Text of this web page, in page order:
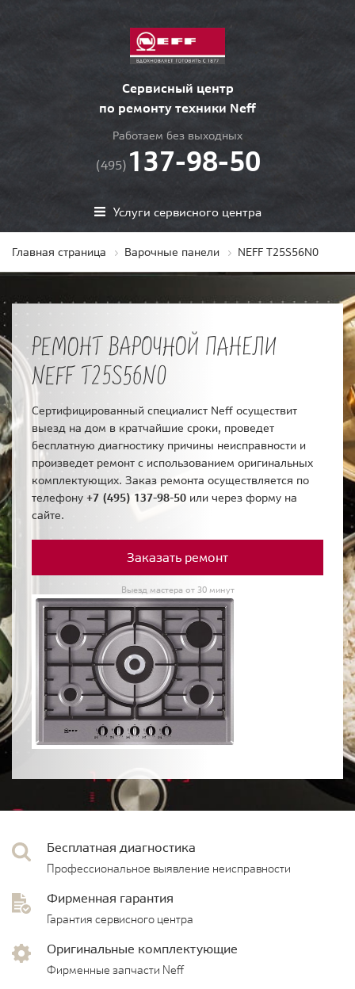
Сервисный центр
по ремонту техники Neff
Работаем без выходных
(495) 137-98-50
Услуги сервисного центра
Главная страница Варочные панели NEFF T25S56N0
РЕМОНТ ВАРОЧНОЙ ПАНЕЛИ
NEFF T25S56N0
Сертифицированный специалист Neff осуществит
выезд на дом в кратчайшие сроки, проведет
бесплатную диагностику причины неисправности и
произведет ремонт с использованием оригинальных
комплектующих. Заказ ремонта осуществляется по
телефону +7 (495) 137-98-50 или через форму на
сайте.
Заказать ремонт
Выезд мастера от 30 минут
Бесплатная диагностика
Профессиональное выявление неисправности
Фирменная гарантия
Гарантия сервисного центра
Оригинальные комплектующие
Фирменные запчасти Neff